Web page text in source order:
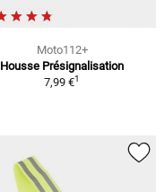
Moto112+
Housse Présignalisation
7,99 €1